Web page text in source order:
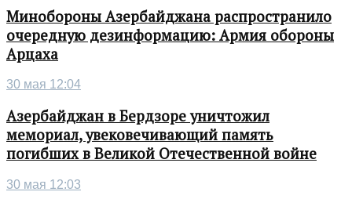
Минобороны Азербайджана распространило
очередную дезинформацию: Армия обороны
Арцаха
30 мая 12:04
Азербайджан в Бердзоре уничтожил
мемориал, увековечивающий память
погибших в Великой Отечественной войне
30 мая 12:03